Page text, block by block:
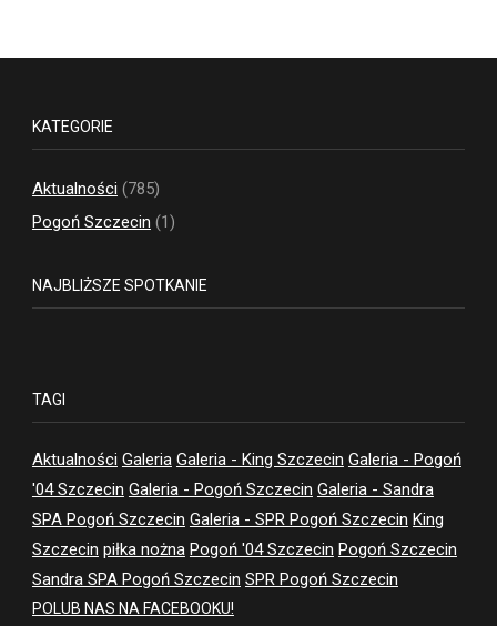
KATEGORIE
Aktualności (785)
Pogoń Szczecin (1)
NAJBLIŻSZE SPOTKANIE
TAGI
Aktualności Galeria Galeria - King Szczecin Galeria - Pogoń
'04 Szczecin Galeria - Pogoń Szczecin Galeria - Sandra
SPA Pogoń Szczecin Galeria - SPR Pogoń Szczecin King
Szczecin piłka nożna Pogoń '04 Szczecin Pogoń Szczecin
Sandra SPA Pogoń Szczecin SPR Pogoń Szczecin
POLUB NAS NA FACEBOOKU!